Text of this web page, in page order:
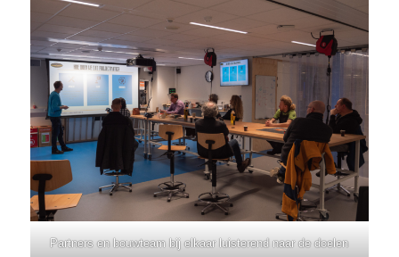
Partners en bouwteam bij elkaar luisterend naar de doelen